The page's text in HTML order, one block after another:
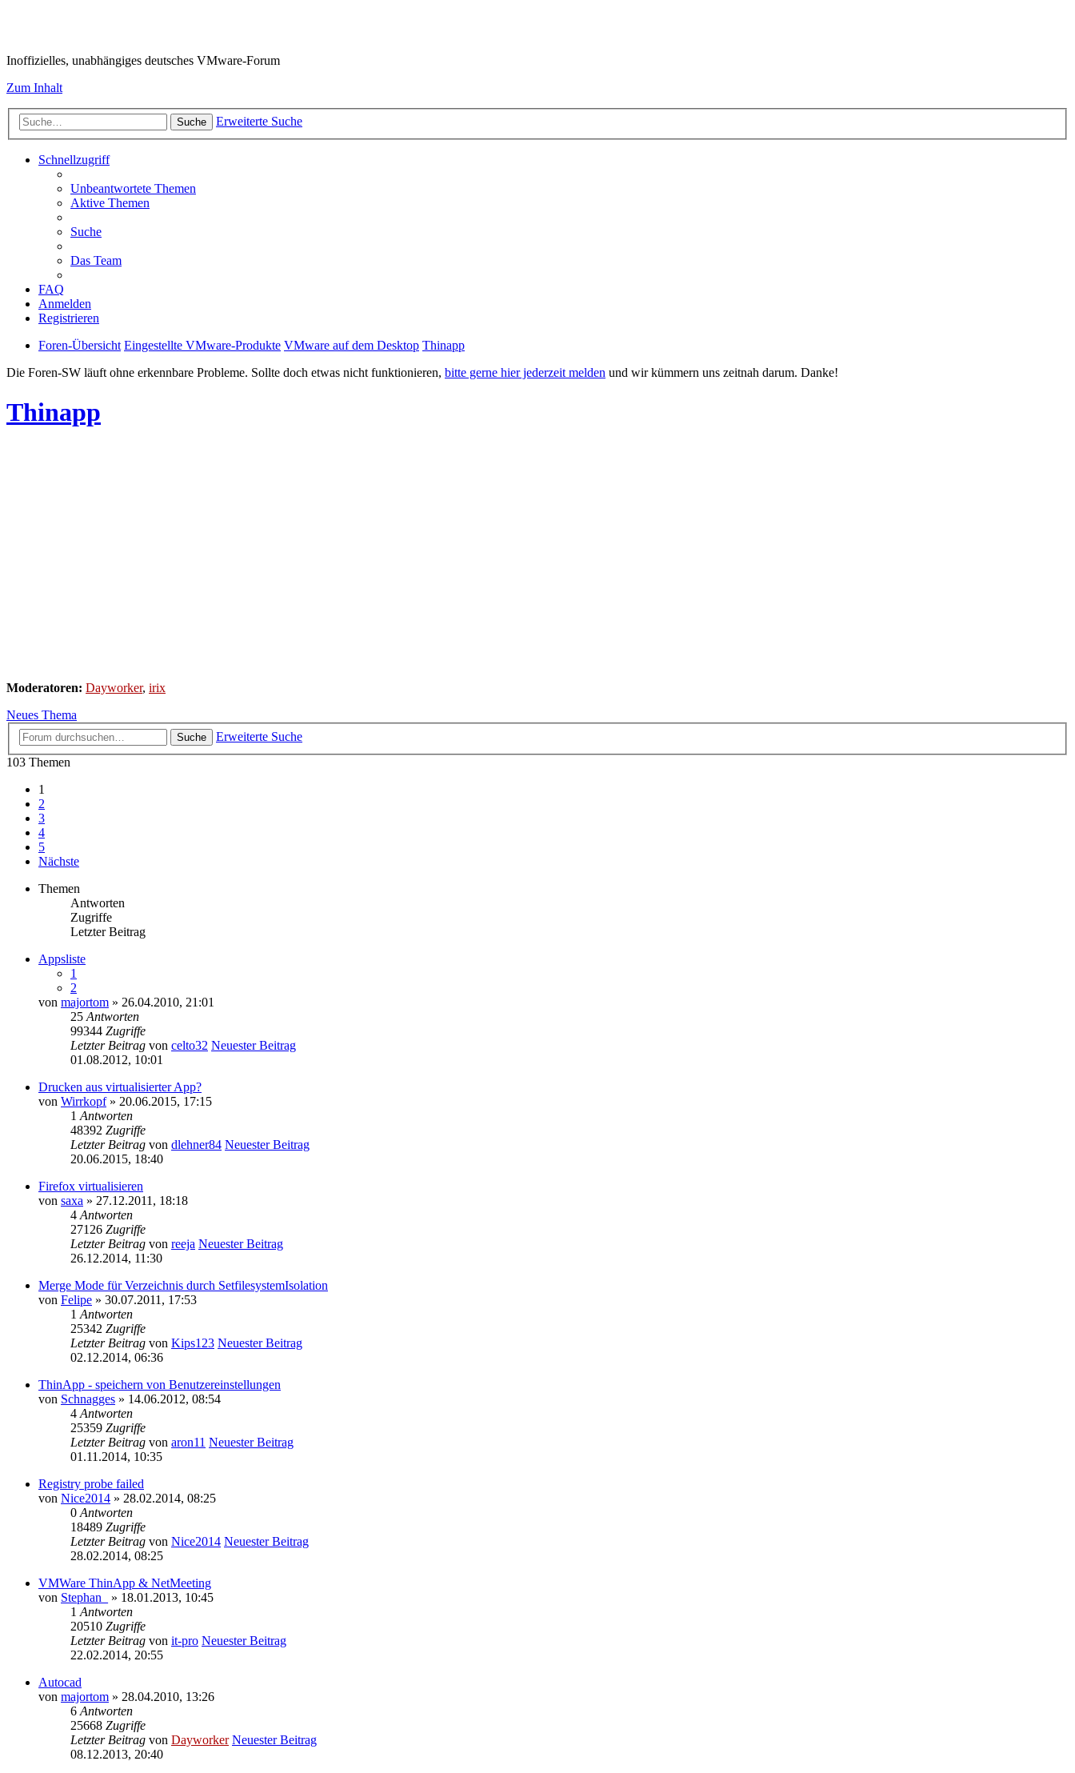
Inoffizielles, unabhängiges deutsches VMware-Forum
Zum Inhalt
Suche Erweiterte Suche
Schnellzugriff
Unbeantwortete Themen
Aktive Themen
Suche
Das Team
FAQ
Anmelden
Registrieren
Foren-Übersicht Eingestellte VMware-Produkte VMware auf dem Desktop Thinapp
Die Foren-SW läuft ohne erkennbare Probleme. Sollte doch etwas nicht funktionieren, bitte gerne hier jederzeit melden und wir kümmern uns zeitnah darum. Danke!
Thinapp
Moderatoren: Dayworker, irix
Neues Thema
Suche
Erweiterte Suche
103 Themen
1
2
3
4
5
Nächste
Themen
Antworten
Zugriffe
Letzter Beitrag
Appsliste
1
2
von majortom » 26.04.2010, 21:01
25 Antworten
99344 Zugriffe
Letzter Beitrag von celto32 Neuester Beitrag
01.08.2012, 10:01
Drucken aus virtualisierter App?
von Wirrkopf» 20.06.2015, 17:15
1 Antworten
48392 Zugriffe
Letzter Beitrag von dlehner84 Neuester Beitrag
20.06.2015, 18:40
Firefox virtualisieren
von saxa » 27.12.2011, 18:18
4 Antworten
27126 Zugriffe
Letzter Beitrag von reeja Neuester Beitrag
26.12.2014, 11:30
Merge Mode für Verzeichnis durch SetfilesystemIsolation
von Felipe » 30.07.2011, 17:53
1 Antworten
25342 Zugriffe
Letzter Beitrag von Kips123 Neuester Beitrag
02.12.2014, 06:36
ThinApp - speichern von Benutzereinstellungen
von Schnagges » 14.06.2012, 08:54
4 Antworten
25359 Zugriffe
Letzter Beitrag von aron11 Neuester Beitrag
01.11.2014, 10:35
Registry probe failed
von Nice2014 » 28.02.2014, 08:25
0 Antworten
18489 Zugriffe
Letzter Beitrag von Nice2014 Neuester Beitrag
28.02.2014, 08:25
VMWare ThinApp & NetMeeting
von Stephan_
» 18.01.2013, 10:45
1 Antworten
20510 Zugriffe
Letzter Beitrag von it-pro Neuester Beitrag
22.02.2014, 20:55
Autocad
von majortom » 28.04.2010, 13:26
6 Antworten
25668 Zugriffe
Letzter Beitrag von Dayworker Neuester Beitrag
08.12.2013, 20:40